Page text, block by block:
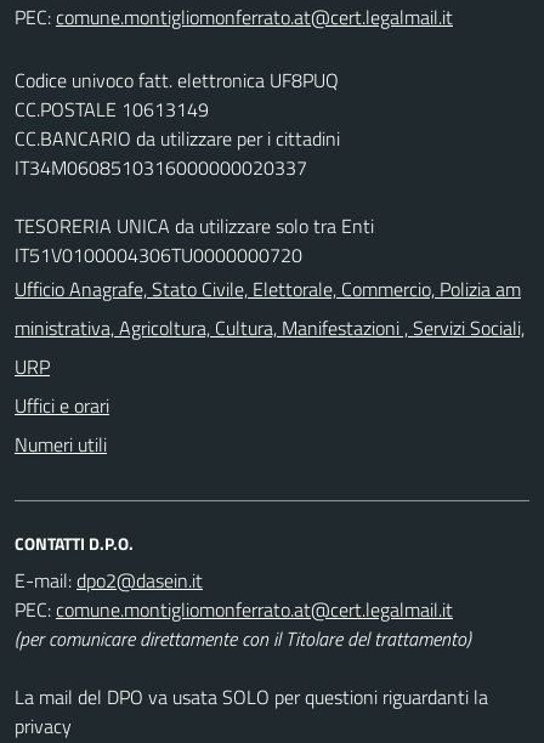
PEC:
Codice univoco fatt. elettronica UF8PUQ
CC.POSTALE 10613149
CC.BANCARIO da utilizzare per i cittadini
IT34M0608510316000000020337
TESORERIA UNICA da utilizzare solo tra Enti
IT51V0100004306TU0000000720
Ufficio Anagrafe, Stato Civile, Elettorale, Commercio, Polizia am
ministrativa, Agricoltura, Cultura, Manifestazioni , Servizi Sociali,
URP
Uffici e orari
Numeri utili
CONTATTI D.P.O.
E-mail:
PEC:
(per comunicare direttamente con il Titolare del trattamento)
La mail del DPO va usata SOLO per questioni riguardanti la
privacy